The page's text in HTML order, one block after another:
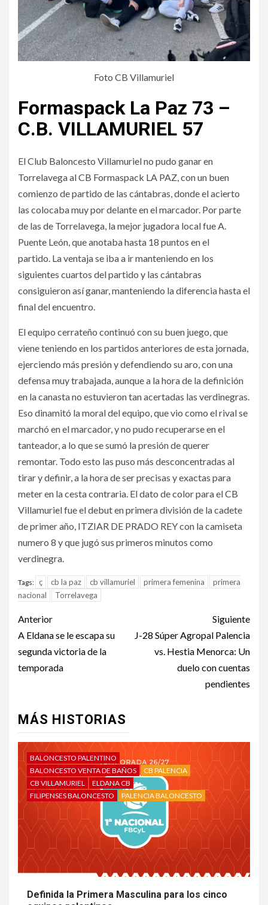
Foto CB Villamuriel
Formaspack La Paz 73 –
C.B. VILLAMURIEL 57
El Club Baloncesto Villamuriel no pudo ganar en
Torrelavega al CB Formaspack LA PAZ, con un buen
comienzo de partido de las cántabras, donde el acierto
las colocaba muy por delante en el marcador. Por parte
de las de Torrelavega, la mejor jugadora local fue A.
Puente León, que anotaba hasta 18 puntos en el
partido. La ventaja se iba a ir manteniendo en los
siguientes cuartos del partido y las cántabras
consiguieron así ganar, manteniendo la diferencia hasta el
final del encuentro.
El equipo cerrateño continuó con su buen juego, que
viene teniendo en los partidos anteriores de esta jornada,
ejerciendo más presión y defendiendo su aro, con una
defensa muy trabajada, aunque a la hora de la definición
en la canasta no estuvieron tan acertadas las verdinegras.
Eso dinamitó la moral del equipo, que vio como el rival se
marchó en el marcador, y no pudo recuperarse en el
tanteador, a lo que se sumó la presión de querer
remontar. Todo esto las puso más desconcentradas al
tirar y definir, a la hora de ser precisas y exactas para
meter en la cesta contraria. El dato de color para el CB
Villamuriel fue el debut en primera división de la cadete
de primer año, ITZIAR DE PRADO REY con la camiseta
numero 8 y que jugó sus primeros minutos como
verdinegra.
Tags: ç cb la paz cb villamuriel primera femenina
primera
nacional
Torrelavega
Anterior
A Eldana se le escapa su
segunda victoria de la
temporada
Siguiente
J-28 Súper Agropal Palencia
vs. Hestia Menorca: Un
duelo con cuentas
pendientes
MÁS HISTORIAS
BALONCESTO PALENTINO
BALONCESTO VENTA DE BAÑOS
CB PALENCIA
CB VILLAMURIEL
ELDANA CB
FILIPENSES BALONCESTO
PALENCIA BALONCESTO
Definida la Primera Masculina para los cinco